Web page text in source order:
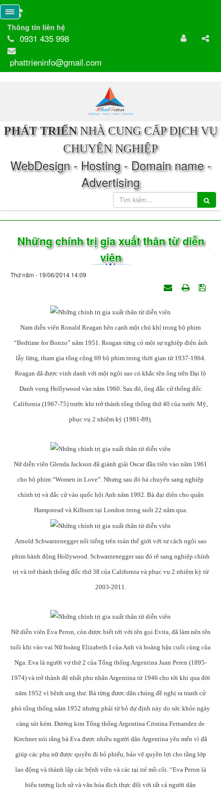
Thông tin liên hệ
0931 435 998
phattrieninfo@gmail.com
PHÁT TRIỂNNHÀ CUNG CẤP DỊCH VỤ
CHUYÊN NGHIỆP
WebDesign - Hosting - Domain name -
Advertising
Những chính trị gia xuất thân từ diễn
viên
Thứ năm - 19/06/2014 14:09
Nam diễn viên Ronald Reagan bên cạnh một chú khỉ trong bộ phim
“Bedtime for Bonzo” năm 1951. Reagan từng có một sự nghiệp điện ảnh
lẫy lừng, tham gia tổng cộng 69 bộ phim trong thời gian từ 1937-1964.
Reagan đã được vinh danh với một ngôi sao có khắc tên ông trên Đại lộ
Danh vọng Hollywood vào năm 1960. Sau đó, ông đắc cử thống đốc
California (1967-75) trước khi trở thành tổng thống thứ 40 của nước Mỹ,
phục vụ 2 nhiệm kỳ (1981-89).
Nữ diễn viên Glenda Jackson đã giành giải Oscar đầu tiên vào năm 1961
cho bộ phim “Women in Love”. Nhưng sau đó bà chuyển sang nghiệp
chính trị và đắc cử vào quốc hội Anh năm 1992. Bà đại diện cho quận
Hampstead và Kilburn tại London trong suốt 22 năm qua.
Arnold Schwarzenegger nổi tiếng trên toàn thế giới với tư cách ngôi sao
phim hành động Hollywood. Schwarzenegger sau đó rẽ sang nghiệp chính
trị và trở thành thống đốc thứ 38 của California và phục vụ 2 nhiệm kỳ từ
2003-2011.
Nữ diễn viên Eva Peron, còn được biết tới với tên gọi Evita, đã làm nên tên
tuổi khi vào vai Nữ hoàng Elizabeth I của Anh và hoàng hậu cuối cùng của
Nga. Eva là người vợ thứ 2 của Tổng thống Argentina Juan Peren (1895-
1974) và trở thành đệ nhất phu nhân Argentina từ 1946 cho tới khi qua đời
năm 1952 vì bệnh ung thư. Bà từng được dân chúng đề nghị ra tranh cử
phó tổng thống năm 1952 nhưng phải từ bỏ dự định này do sức khỏe ngày
càng sút kém. Đương kim Tổng thống Argentina Cristina Fernandez de
Kirchner nói rằng bà Eva được nhiều người dân Argentina yêu mến vì đã
giúp các phụ nữ được quyền đi bỏ phiếu, bảo vệ quyền lợi cho tầng lớp
lao động và thành lập các bệnh viện và các tại trẻ mồ côi. “Eva Peron là
biểu tượng lịch sử và văn hóa đích thực đối với tất cả người dân